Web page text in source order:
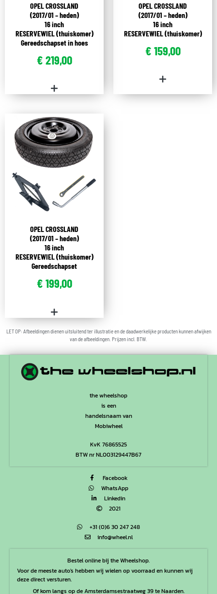
OPEL CROSSLAND
(2017/01 – heden)
16 inch
RESERVEWIEL (thuiskomer)
Gereedschapset in hoes
€ 219,00
OPEL CROSSLAND
(2017/01 – heden)
16 inch
RESERVEWIEL (thuiskomer)
€ 159,00
OPEL CROSSLAND
(2017/01 – heden)
16 inch
RESERVEWIEL (thuiskomer)
Gereedschapset
€ 199,00
LET OP: Afbeeldingen dienen uitsluitend ter illustratie en de daadwerkelijke producten kunnen afwijken
van de afbeeldingen. Prijzen incl. BTW.
the wheelshop
is een
handelsnaam van
Mobiwheel
KvK 76865525
BTW nr NL003129447B67
Facebook
WhatsApp
Linkedin
2021
+31 (0)6 30 247 248
info@wheel.nl
Bestel online bij the Wheelshop.
Voor de meeste auto's hebben wij wielen op voorraad en kunnen wij
deze direct versturen.
Of kom langs op de Amsterdamsestraatweg 39 te Naarden.